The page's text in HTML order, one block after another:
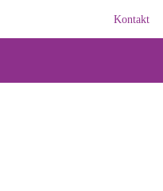
Kontakt